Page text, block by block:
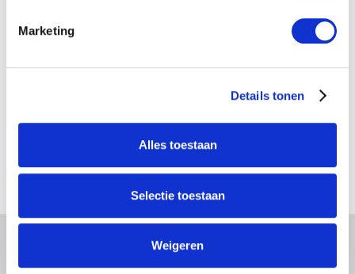
Marketing
Details tonen
Alles toestaan
Selectie toestaan
Weigeren